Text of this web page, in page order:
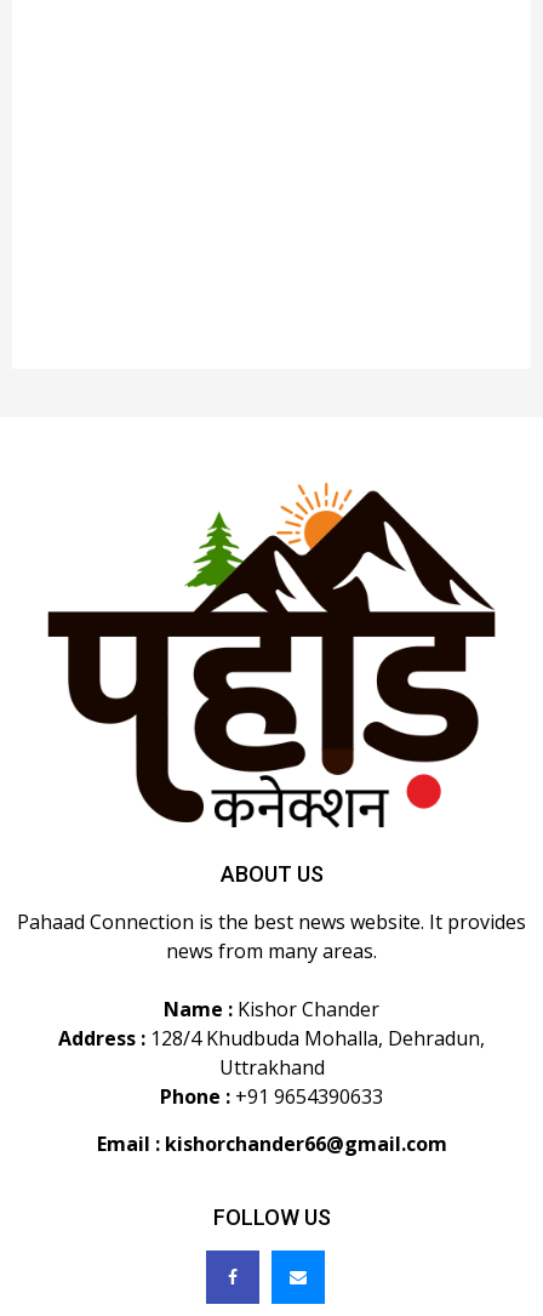
ABOUT US
Pahaad Connection is the best news website. It provides
news from many areas.
Name : Kishor Chander
Address : 128/4 Khudbuda Mohalla, Dehradun,
Uttrakhand
Phone : +91 9654390633
Email : kishorchander66@gmail.com
FOLLOW US